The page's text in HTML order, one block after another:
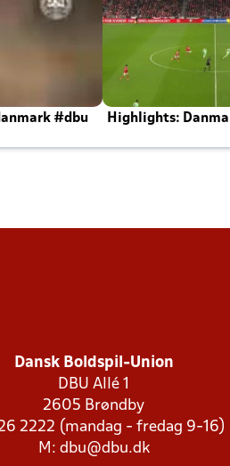
#dbu
Highlights:
Dansk Boldspil-Union
DBU Allé 1
2605 Brøndby
2222 (mandag - fredag 9-16)
M: dbu@dbu.dk